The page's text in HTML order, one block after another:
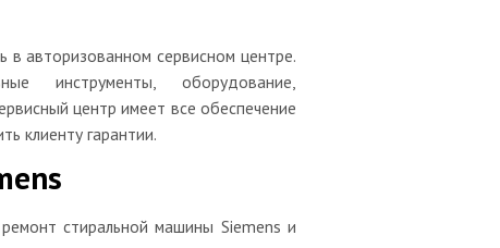
авторизованном сервисном центре.
инструменты, оборудование,
центр имеет все обеспечение
клиенту гарантии.
стиральной машины Siemens и